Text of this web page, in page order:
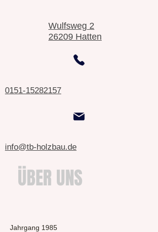
Wulfsweg 2
26209 Hatten
0151-15282157
info@tb-holzbau.de
ÜBER UNS
Jahrgang 1985